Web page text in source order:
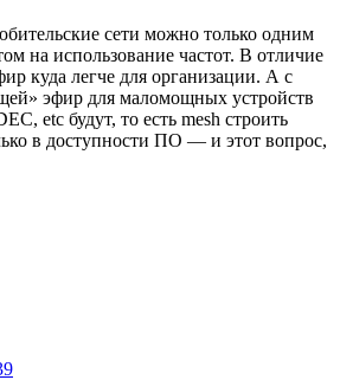
сети можно только одним
на использование частот. В отличие
куда легче для организации. А с
эфир для маломощных устройств
etc будут, то есть mesh строить
в доступности ПО — и этот вопрос,